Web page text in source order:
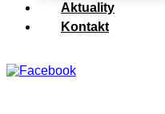
Aktuality
Kontakt